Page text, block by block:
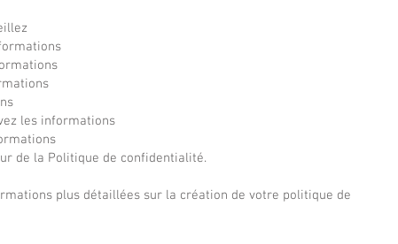
les informations
de la Politique de confidentialité.
plus détaillées sur la création de votre politique de